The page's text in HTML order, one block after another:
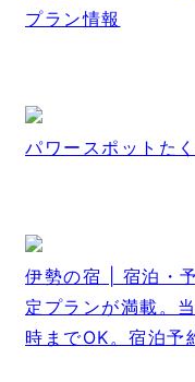
プラン情報
パワースポットた
伊勢の宿 | 宿泊・
定プランが満載。
時までOK。宿泊予